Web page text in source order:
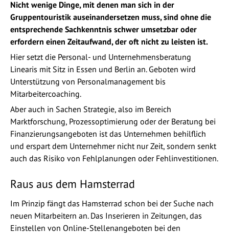
Nicht wenige Dinge, mit denen man sich in der
Gruppentouristik auseinandersetzen muss, sind ohne die
entsprechende Sachkenntnis schwer umsetzbar oder
erfordern einen Zeitaufwand, der oft nicht zu leisten ist.
Hier setzt die Personal- und Unternehmensberatung
Linearis mit Sitz in Essen und Berlin an. Geboten wird
Unterstützung von Personalmanagement bis
Mitarbeitercoaching.
Aber auch in Sachen Strategie, also im Bereich
Marktforschung, Prozessoptimierung oder der Beratung bei
Finanzierungsangeboten ist das Unternehmen behilflich
und erspart dem Unternehmer nicht nur Zeit, sondern senkt
auch das Risiko von Fehlplanungen oder Fehlinvestitionen.
Raus aus dem Hamsterrad
Im Prinzip fängt das Hamsterrad schon bei der Suche nach
neuen Mitarbeitern an. Das Inserieren in Zeitungen, das
Einstellen von Online-Stellenangeboten bei den